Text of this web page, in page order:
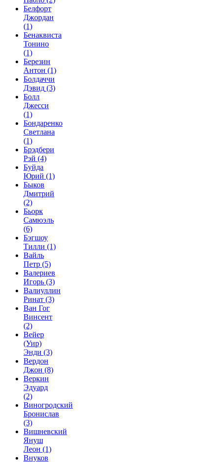
Белфорт
Джордан
(1)
Бенаквиста
Тонино
(1)
Березин
Антон (1)
Болдаччи
Дэвид (3)
Болл
Джесси
(1)
Бондаренко
Светлана
(1)
Брэдбери
Рэй (4)
Буйда
Юрий (1)
Быков
Дмитрий
(2)
Бьорк
Самюэль
(6)
Бэгшоу
Тилли (1)
Вайль
Петр (5)
Валериев
Игорь (3)
Валиуллин
Ринат (3)
Ван Гог
Винсент
(2)
Вейер
(Уир)
Энди (3)
Вердон
Джон (8)
Веркин
Эдуард
(2)
Виногродский
Бронислав
(3)
Вишневский
Януш
Леон (1)
Внуков